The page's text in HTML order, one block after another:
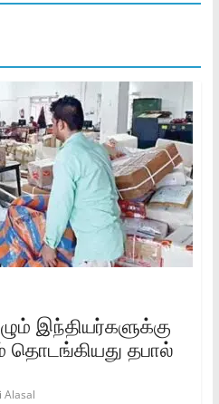
இந்தியர்களுக்கு
தொடங்கியது தபால்
Alasal